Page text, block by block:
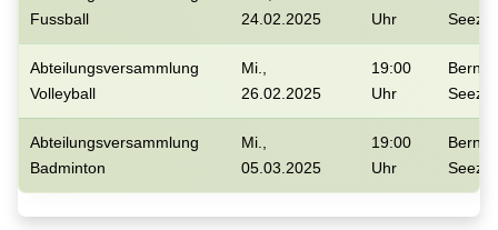
Fussball
24.02.2025
Uhr
Abteilungsversammlung
Volleyball
Mi.,
26.02.2025
19:00
Uhr
Abteilungsversammlung
Badminton
Mi.,
05.03.2025
19:00
Uhr